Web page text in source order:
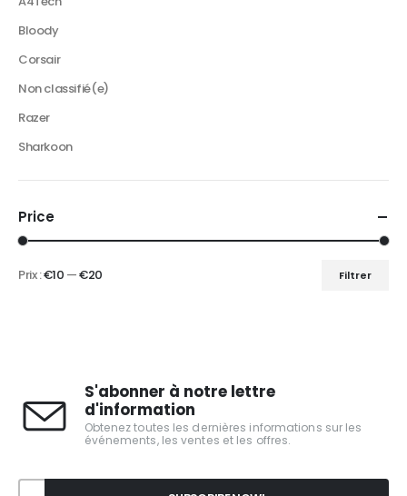
Bloody
Corsair
Non classifié(e)
Razer
Sharkoon
Price
Filtrer
Prix :€10 —€20
S'abonner à notre lettre
d'information
Obtenez toutes les dernières informations sur les
événements, les ventes et les offres.